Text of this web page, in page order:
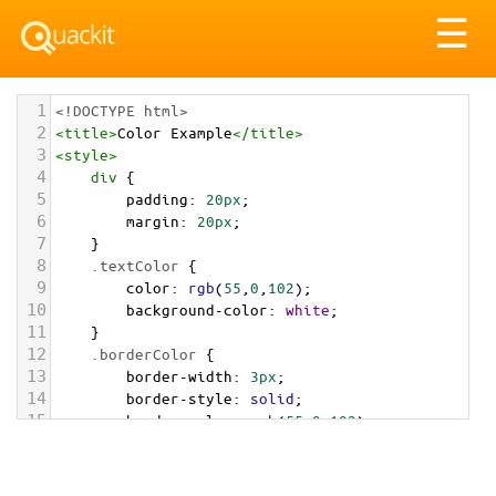
☰
1 <!DOCTYPE html>
2 <title>Color Example</title>
3 <style>
4 div {
5 padding: 20px;
6 margin: 20px;
7 }
8 .textColor {
9 color: rgb(55 0 102);
10 background-color: white;
11 }
12 .borderColor {
13 border-width: 3px;
14 border-style: solid;
15 border-color: rgb(55,0,102);